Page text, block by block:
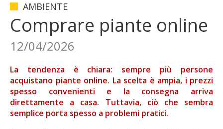
AMBIENTE
Comprare piante online
12/04/2026
La tendenza è chiara: sempre più persone
acquistano piante online. La scelta è ampia, i prezzi
spesso convenienti e la consegna arriva
direttamente a casa. Tuttavia, ciò che sembra
semplice porta spesso a problemi pratici.